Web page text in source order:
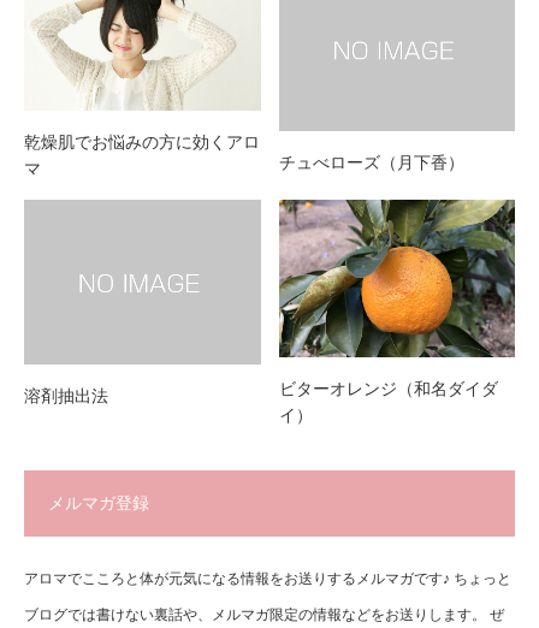
乾燥肌でお悩みの方に効くアロ
マ
チュべローズ（月下香）
溶剤抽出法
ビターオレンジ（和名ダイダ
イ）
メルマガ登録
アロマでこころと体が元気になる情報をお送りするメルマガです♪ ちょっと
ブログでは書けない裏話や、メルマガ限定の情報などをお送りします。 ぜ